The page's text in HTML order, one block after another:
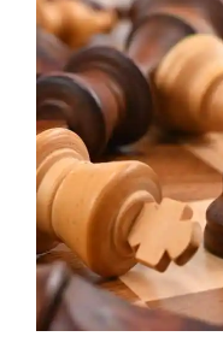
Larger
Image